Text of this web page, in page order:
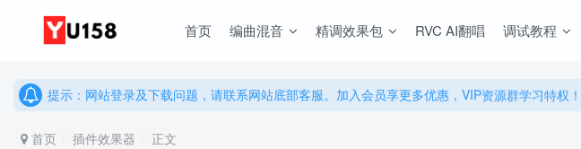
首页 编曲混音 精调效果包 RVC AI翻唱 调试教程
提示：网站登录及下载问题，请联系网站底部客服。加入会员享更多优惠，VIP资源群学习特权！
提示：网站登录及下载问题，请联系网站底部客服。加入会员享更多优惠，VIP资源群学习特权！
首页 插件效果器 正文